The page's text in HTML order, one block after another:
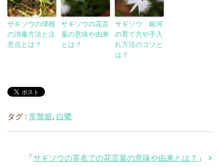
サギソウの球根
の消毒方法と注
意点とは？
サギソウの花言
葉の意味や由来
とは？
サギソウ 銀河
の育て方や手入
れ方法のコツと
は？
タグ : 常盤姫, 白鷺
「 サギソウの英名での花言葉の意味や由来とは？ 」